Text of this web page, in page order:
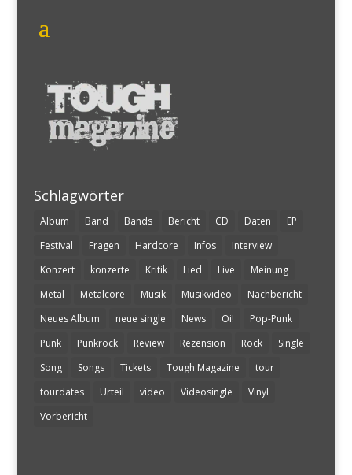
Schlagwörter
Album Band Bands Bericht CD Daten
EP
Festival
Fragen Hardcore Infos
Interview
Konzert
konzerte Kritik Lied Live
Meinung
Metal
Metalcore Musik Musikvideo
Nachbericht
Neues Album
neue single News Oi!
Pop-Punk
Punk
Punkrock Review Rezension Rock
Single
Song
Songs Tickets Tough Magazine
tour
tourdates
Urteil video Videosingle
Vinyl
Vorbericht